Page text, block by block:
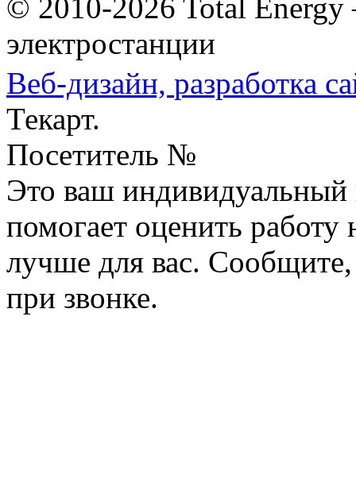
© 2010-2026 Total
электростанции
Веб-дизайн, разработка
Текарт.
Посетитель №
Это ваш
помогает оценить работу
лучше для вас.
при звонке.